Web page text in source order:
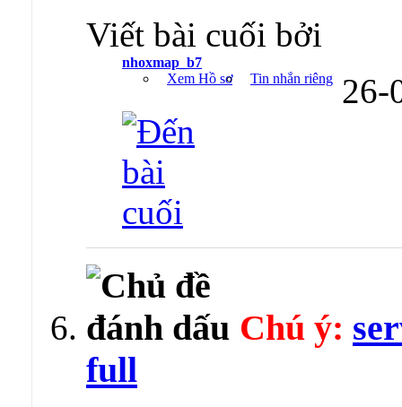
Viết bài cuối bởi
nhoxmap_b7
Xem Hồ sơ
Tin nhắn riêng 26-
Chú ý:
full